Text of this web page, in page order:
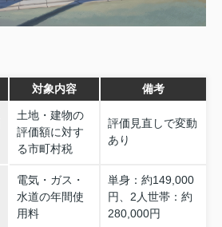
対象内容 備考
土地・建物の
評価額に対す
る市町村税
評価見直しで変動
あり
電気・ガス・
水道の年間使
用料
単身：約149,000
円、2人世帯：約
280,000円